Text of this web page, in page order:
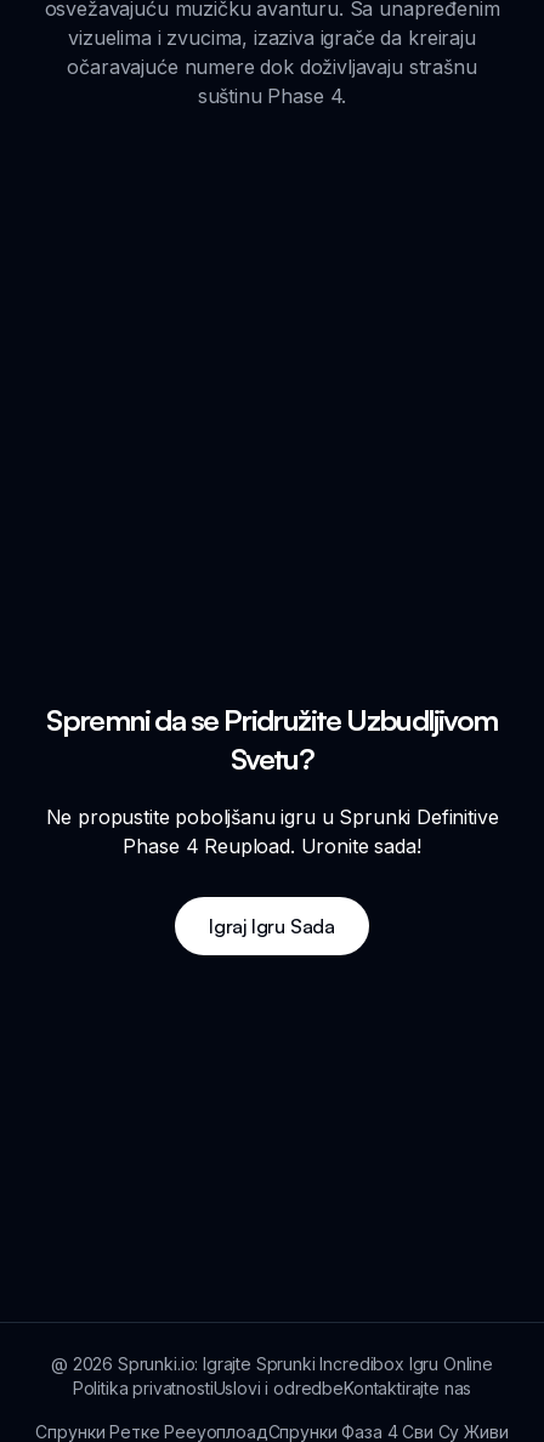
osvežavajuću muzičku avanturu. Sa unapređenim
vizuelima i zvucima, izaziva igrače da kreiraju
očaravajuće numere dok doživljavaju strašnu
suštinu Phase 4.
Spremni da se Pridružite Uzbudljivom
Svetu?
Ne propustite poboljšanu igru u Sprunki Definitive
Phase 4 Reupload. Uronite sada!
Igraj Igru Sada
@ 2026 Sprunki.io: Igrajte Sprunki Incredibox Igru Online
Politika privatnostiUslovi i odredbeKontaktirajte nas
Спрунки Ретке РееуоплоадСпрунки Фаза 4 Сви Су Живи